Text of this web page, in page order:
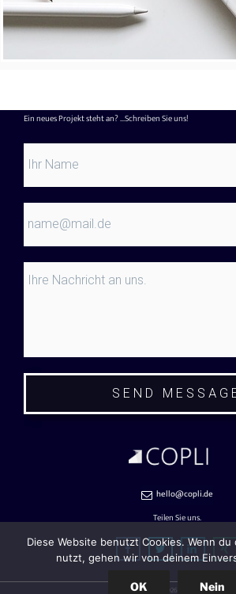
hello@copli.de
Teilen Sie uns.
Ein neues Projekt steht an? ...Schreiben Sie uns!
SEND
© 2026 COPLI
Diese Website benutzt Cookies. Wenn
nutzt, gehen wir von deinem
OK Nein